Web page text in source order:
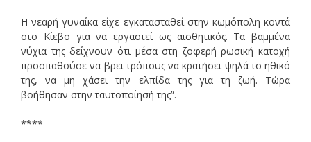
H νεαρή γυναίκα είχε εγκατασταθεί στην κωμόπολη κοντά
στο Κίεβο για να εργαστεί ως αισθητικός. Τα βαμμένα
νύχια της δείχνουν ότι μέσα στη ζοφερή ρωσική κατοχή
προσπαθούσε να βρει τρόπους να κρατήσει ψηλά το ηθικό
της, να μη χάσει την ελπίδα της για τη ζωή. Τώρα
βοήθησαν στην ταυτοποίησή της”.
****